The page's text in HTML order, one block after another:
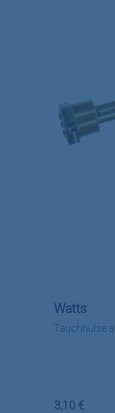
Tauchhülse
Watts
Regulärer
3,10 €